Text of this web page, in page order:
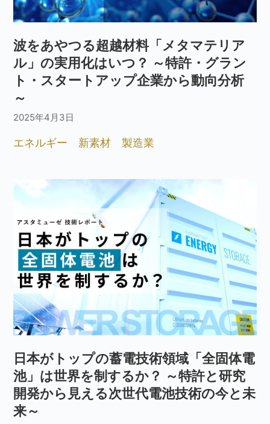
波をあやつる超越材料「メタマテリア
ル」の実用化はいつ？ ～特許・グラン
ト・スタートアップ企業から動向分析
～
2025年4月3日
エネルギー 新素材 製造業
日本がトップの蓄電技術領域「全固体電
池」は世界を制するか？ ～特許と研究
開発から見える次世代電池技術の今と未
来～